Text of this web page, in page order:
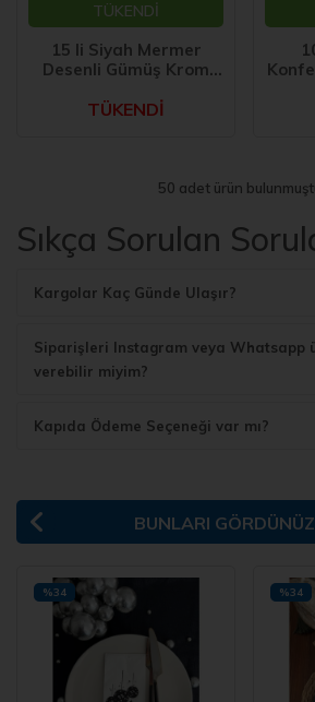
TÜKENDİ
15 li Siyah Mermer
Desenli Gümüş Krom
TÜKENDİ
50 adet ürün
Sıkça Sorulan
Kargolar Kaç Günde Ulaşır?
Siparişleri Instagram veya Whatsapp
verebilir miyim?
Kapıda Ödeme Seçeneği var mı?
BUNLARI
%34 %34